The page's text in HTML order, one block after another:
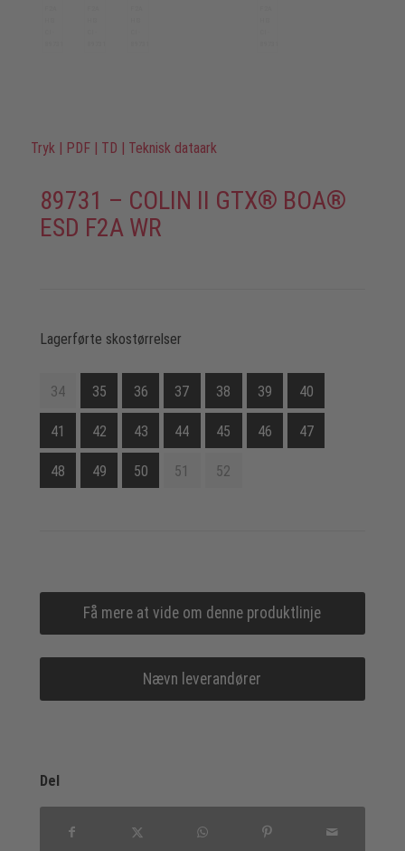
Tryk | PDF | TD | Teknisk dataark
89731 – COLIN II GTX® BOA®
ESD F2A WR
Lagerførte skostørrelser
34 35 36 37 38 39 40
41 42 43 44 45 46 47
48 49 50 51 52
Få mere at vide om denne produktlinje
Nævn leverandører
Del